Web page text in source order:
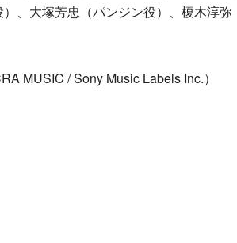
、大塚芳忠（パンジン役）、榎木淳弥
MUSIC / Sony Music Labels Inc.）